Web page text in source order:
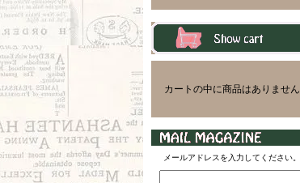
カートの中に商品はありません
メールアドレスを入力してください。